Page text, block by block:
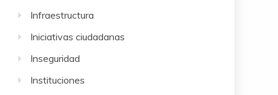
Infraestructura
Iniciativas ciudadanas
Inseguridad
Instituciones